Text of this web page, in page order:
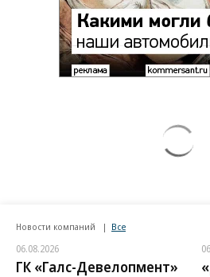
Новости компаний Все
06.08.2026
ГК «Галс-Девелопмент»